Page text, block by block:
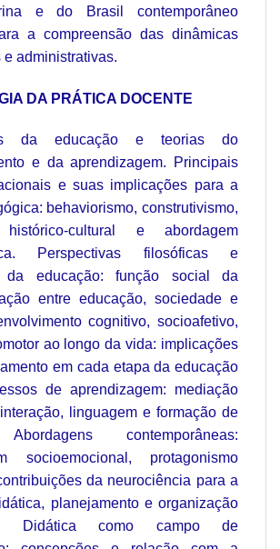
e do Brasil contemporâneo
a compreensão das dinâmicas
administrativas.
DA PRÁTICA DOCENTE
da educação e teorias do
e da aprendizagem. Principais
e suas implicações para a
behaviorismo, construtivismo,
histórico-cultural e abordagem
Perspectivas filosóficas e
da educação: função social da
entre educação, sociedade e
cognitivo, socioafetivo,
ao longo da vida: implicações
em cada etapa da educação
de aprendizagem: mediação
linguagem e formação de
contemporâneas:
socioemocional, protagonismo
da neurociência para a
planejamento e organização
Didática como campo de